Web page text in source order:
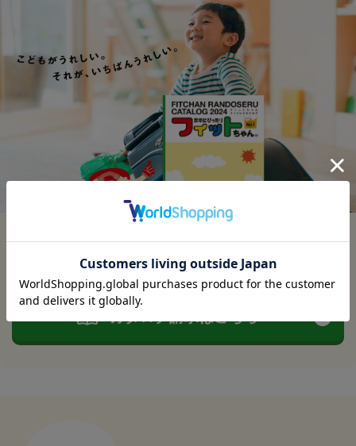
ランドセルカタログ受付中